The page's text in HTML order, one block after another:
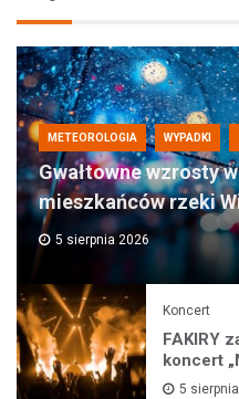
METEOROLOGIA WYPADKI
Gwałtowne wzrosty
mieszkańców rzeki
5 sierpnia 2026
Koncert
FAKIRY
koncert
5